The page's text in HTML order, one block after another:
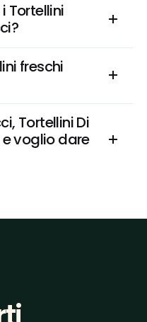
Tortellini
freschi
Tortellini Di
voglio dare